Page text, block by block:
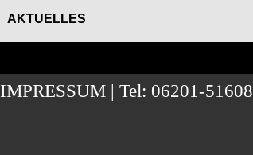
AKTUELLES
IMPRESSUM | Tel: 06201-51608